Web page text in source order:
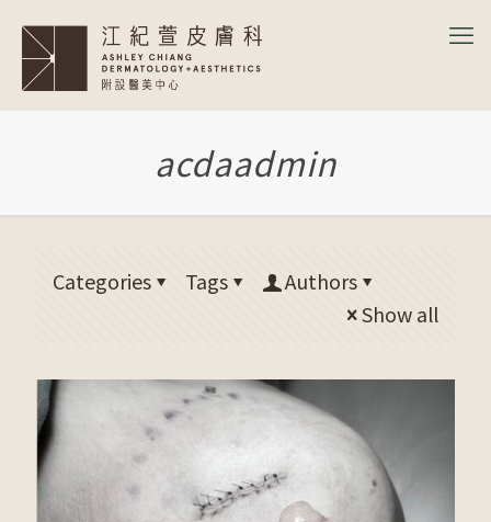
acdaadmin
Categories Tags
Authors
Show all